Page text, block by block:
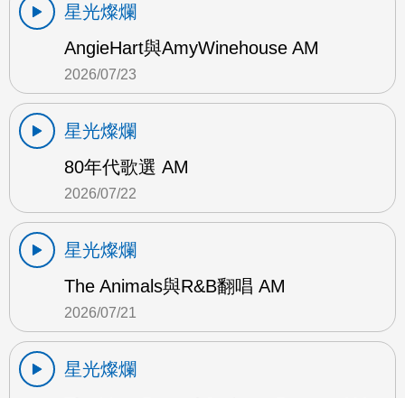
星光燦爛
AngieHart與AmyWinehouse AM
2026/07/23
星光燦爛
80年代歌選 AM
2026/07/22
星光燦爛
The Animals與R&B翻唱 AM
2026/07/21
星光燦爛